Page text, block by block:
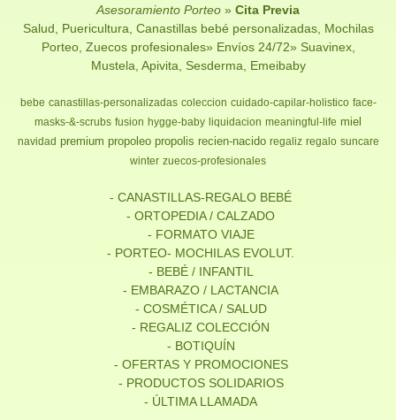
Asesoramiento Porteo » Cita Previa
Salud, Puericultura, Canastillas bebé personalizadas, Mochilas
Porteo, Zuecos profesionales» Envíos 24/72» Suavinex,
Mustela, Apivita, Sesderma, Emeibaby
bebe canastillas-personalizadas coleccion cuidado-capilar-holistico face-
masks-&-scrubs fusion hygge-baby liquidacion meaningful-life miel
navidad premium propoleo propolis recien-nacido regaliz regalo suncare
winter zuecos-profesionales
- CANASTILLAS-REGALO BEBÉ
- ORTOPEDIA / CALZADO
- FORMATO VIAJE
- PORTEO- MOCHILAS EVOLUT.
- BEBÉ / INFANTIL
- EMBARAZO / LACTANCIA
- COSMÉTICA / SALUD
- REGALIZ COLECCIÓN
- BOTIQUÍN
- OFERTAS Y PROMOCIONES
- PRODUCTOS SOLIDARIOS
- ÚLTIMA LLAMADA